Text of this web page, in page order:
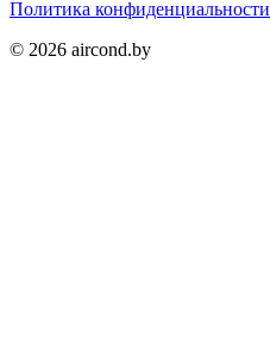
Политика конфиденциальности
© 2026 aircond.by